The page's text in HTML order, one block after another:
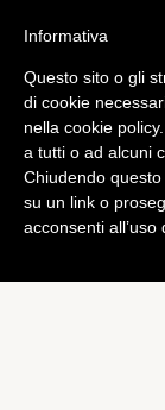
Tech
modem
Gobi
diRedazione
Informativa
Questo sito o gli
di cookie
nella cookie
a tutti o ad alcuni
Chiudendo
su un link o
acconsenti all’uso